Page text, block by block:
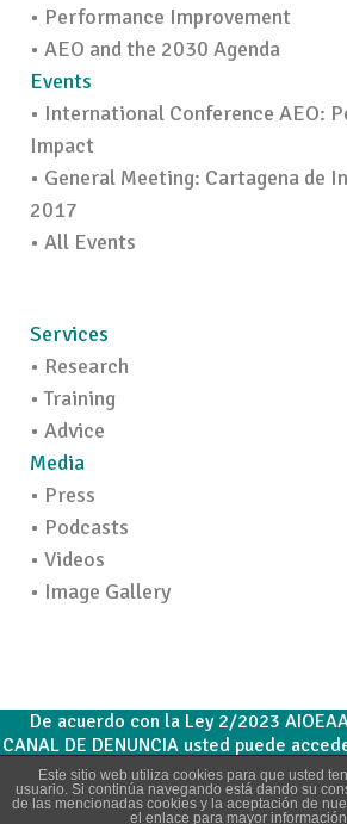
• Performance Improvement
• AEO and the 2030 Agenda
Events
• International Conference AEO:
Impact
• General Meeting: Cartagena de
2017
• All Events
Services
• Research
• Training
• Advice
Media
• Press
• Podcasts
• Videos
• Image Gallery
De acuerdo con la Ley 2/2023
CANAL DE DENUNCIA usted puede
aquí
Legal notice·Info-Cookies·Privacy notice·
Este sitio web utiliza cookies para que usted
usuario. Si continúa navegando está dando su
de las mencionadas cookies y la aceptación de
el enlace para mayor